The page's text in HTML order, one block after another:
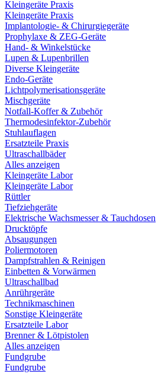
Kleingeräte Praxis
Kleingeräte Praxis
Implantologie- & Chirurgiegeräte
Prophylaxe & ZEG-Geräte
Hand- & Winkelstücke
Lupen & Lupenbrillen
Diverse Kleingeräte
Endo-Geräte
Lichtpolymerisationsgeräte
Mischgeräte
Notfall-Koffer & Zubehör
Thermodesinfektor-Zubehör
Stuhlauflagen
Ersatzteile Praxis
Ultraschallbäder
Alles anzeigen
Kleingeräte Labor
Kleingeräte Labor
Rüttler
Tiefziehgeräte
Elektrische Wachsmesser & Tauchdosen
Drucktöpfe
Absaugungen
Poliermotoren
Dampfstrahlen & Reinigen
Einbetten & Vorwärmen
Ultraschallbad
Anrührgeräte
Technikmaschinen
Sonstige Kleingeräte
Ersatzteile Labor
Brenner & Lötpistolen
Alles anzeigen
Fundgrube
Fundgrube